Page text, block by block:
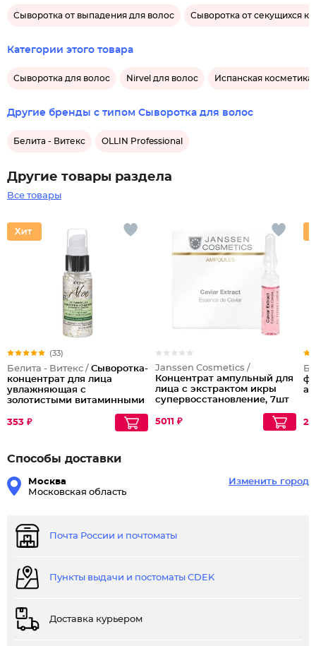
Сыворотка от выпадения для волос Сыворотка от секущихся
Категории этого товара
Сыворотка для волос Nirvel для волос Испанская косметика
Другие бренды с типом Сыворотка для волос
Белита - Витекс OLLIN Professional
Другие товары раздела
Все товары
(33)
Белита - Витекс / Сыворотка-
концентрат для лица
увлажняющая с
золотистыми витаминными
353 ₽
Janssen Cosmetics /
Концентрат ампульный для
лица с экстрактом икры
супервосстановление, 7шт
5011 ₽
Способы доставки
Москва
Московская область
Изменить город
Почта России и почтоматы
Пункты выдачи и постоматы CDEK
Доставка курьером